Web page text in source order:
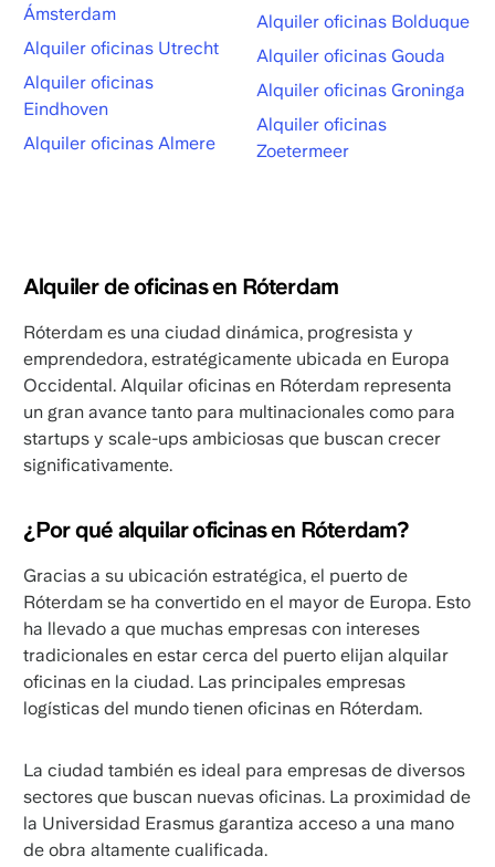
Ámsterdam
Alquiler oficinas Utrecht
Alquiler oficinas
Eindhoven
Alquiler oficinas Almere
Alquiler oficinas Bolduque
Alquiler oficinas Gouda
Alquiler oficinas Groninga
Alquiler oficinas
Zoetermeer
Alquiler de oficinas en Róterdam
Róterdam es una ciudad dinámica, progresista y
emprendedora, estratégicamente ubicada en Europa
Occidental. Alquilar oficinas en Róterdam representa
un gran avance tanto para multinacionales como para
startups y scale-ups ambiciosas que buscan crecer
significativamente.
¿Por qué alquilar oficinas en Róterdam?
Gracias a su ubicación estratégica, el puerto de
Róterdam se ha convertido en el mayor de Europa. Esto
ha llevado a que muchas empresas con intereses
tradicionales en estar cerca del puerto elijan alquilar
oficinas en la ciudad. Las principales empresas
logísticas del mundo tienen oficinas en Róterdam.
La ciudad también es ideal para empresas de diversos
sectores que buscan nuevas oficinas. La proximidad de
la Universidad Erasmus garantiza acceso a una mano
de obra altamente cualificada.